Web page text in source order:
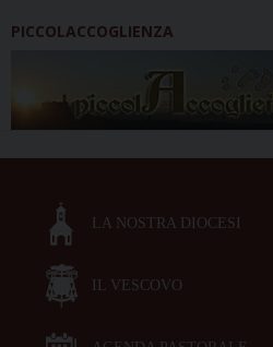
PICCOLACCOGLIENZA
LA NOSTRA DIOCESI
IL VESCOVO